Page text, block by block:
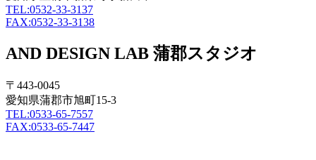
TEL:0532-33-3137
FAX:0532-33-3138
AND DESIGN LAB 蒲郡スタジオ
〒443-0045
愛知県蒲郡市旭町15-3
TEL:0533-65-7557
FAX:0533-65-7447